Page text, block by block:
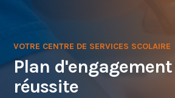
VOTRE CENTRE DE SERVICES SCOLAIRE
Plan
réussite